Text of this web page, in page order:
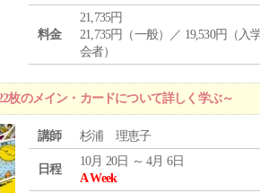
料金
21,735円
21,735円（一般）／ 19,530円（入
会者）
のメイン・カードについて詳しく学ぶ～
講師 杉浦 理恵子
日程
10月 20日 ～ 4月 6日
A Week